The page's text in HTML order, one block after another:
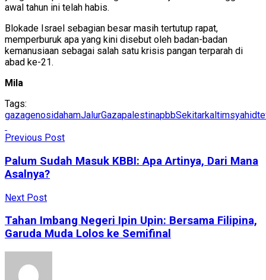
awal tahun ini telah habis.
Blokade Israel sebagian besar masih tertutup rapat,
memperburuk apa yang kini disebut oleh badan-badan
kemanusiaan sebagai salah satu krisis pangan terparah di
abad ke-21.
Mila
Tags:
gazagenosidahamJalurGazapalestinapbbSekitarkaltimsyahid
Previous Post
Palum Sudah Masuk KBBI: Apa Artinya, Dari Mana
Asalnya?
Next Post
Tahan Imbang Negeri Ipin Upin: Bersama Filipina,
Garuda Muda Lolos ke Semifinal